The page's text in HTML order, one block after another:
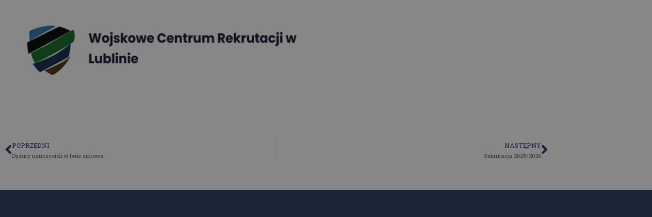
POPRZEDNI
Dyżury nauczycieli w ferie zimowe
NASTĘPNY
Rekrutacja 2025/2026